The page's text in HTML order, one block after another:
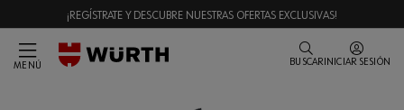
¡REGÍSTRATE Y DESCUBRE NUESTRAS OFERTAS EXCLUSIVAS!
MENÚ BUSCAR INICIAR SESIÓN